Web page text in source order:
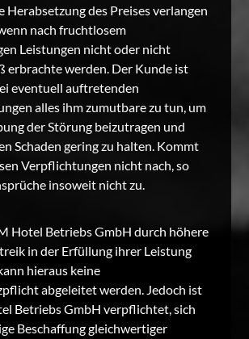
Herabsetzung des Preises verlangen
nach fruchtlosem
Leistungen nicht oder nicht
erbrachte werden. Der Kunde ist
eventuell auftretenden
alles ihm zumutbare zu tun, um
der Störung beizutragen und
Schaden gering zu halten. Kommt
Verpflichtungen nicht nach, so
insoweit nicht zu.
Hotel Betriebs GmbH durch höhere
in der Erfüllung ihrer Leistung
hieraus keine
abgeleitet werden. Jedoch ist
Betriebs GmbH verpflichtet, sich
Beschaffung gleichwertiger